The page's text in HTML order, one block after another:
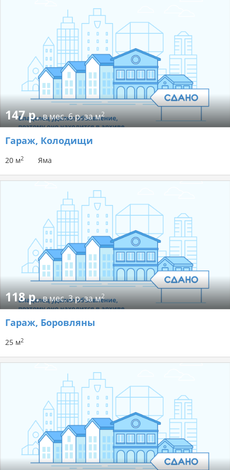
147 р.в мес.6 р. за м2
Гараж, Колодищи
20 м2 Яма
118 р.в мес.3 р. за м2
Гараж, Боровляны
25 м2